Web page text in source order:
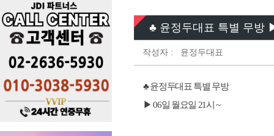
♣ 윤정두대표 특별 무방
작성자 : 윤정두대표
♣ 윤정두대표 특별 무방
▶ 06일 월요일 21시 ~